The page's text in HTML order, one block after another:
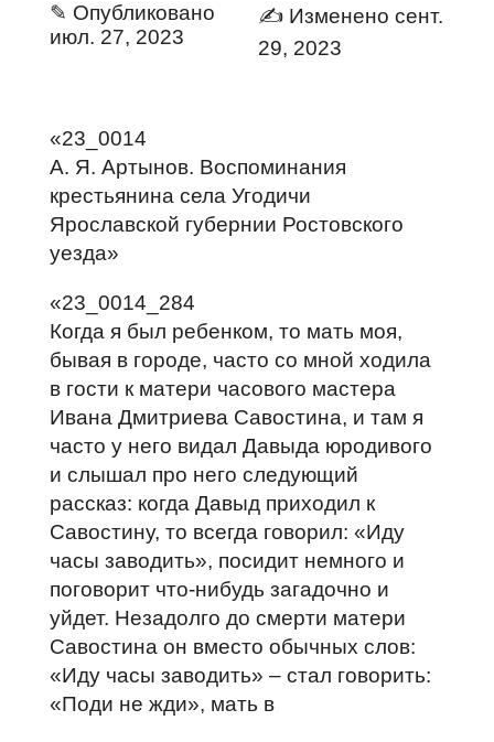
✎ Опубликовано
июл. 27, 2023
✍ Изменено сент.
29, 2023
«23_0014
А. Я. Артынов. Воспоминания
крестьянина села Угодичи
Ярославской губернии Ростовского
уезда»
«23_0014_284
Когда я был ребенком, то мать моя,
бывая в городе, часто со мной ходила
в гости к матери часового мастера
Ивана Дмитриева Савостина, и там я
часто у него видал Давыда юродивого
и слышал про него следующий
рассказ: когда Давыд приходил к
Савостину, то всегда говорил: «Иду
часы заводить», посидит немного и
поговорит что‑нибудь загадочно и
уйдет. Незадолго до смерти матери
Савостина он вместо обычных слов:
«Иду часы заводить» – стал говорить:
«Поди не жди», мать в